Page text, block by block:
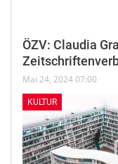
ÖZV: Claudia
Mai 24, 2024 07:00
KULTUR